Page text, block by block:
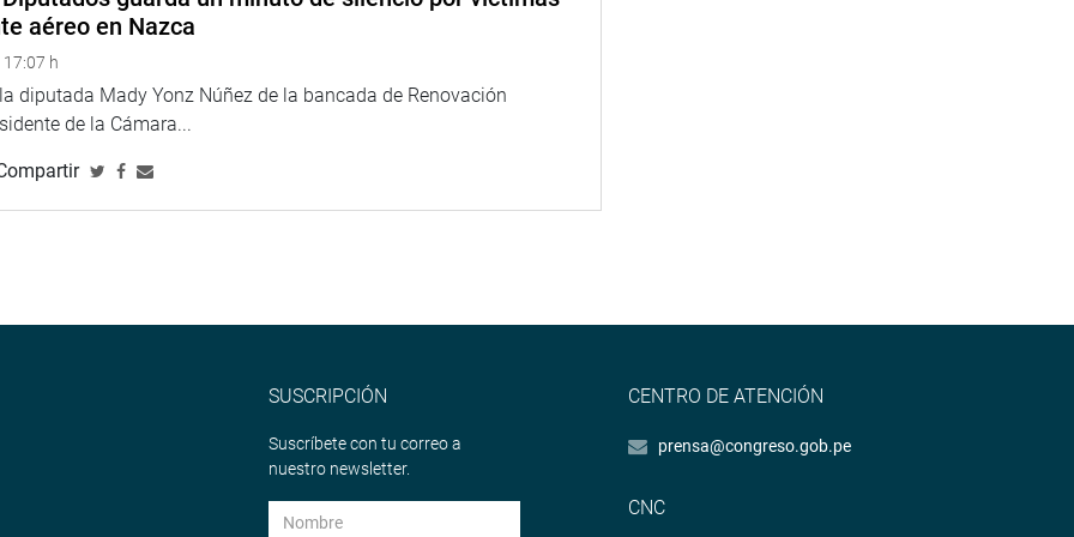
congresoperu>
http://www.youtube.com/congresoperu
aéreo en Nazca
h
diputada Mady Yonz Núñez de la bancada de Renovación
de la Cámara...
SUSCRIPCIÓN
Suscríbete con tu correo a
nuestro newsletter.
CENTRO DE ATENCIÓN
prensa@congreso.gob.pe
CNC